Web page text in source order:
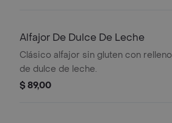
Alfajor De Dulce De Leche
Clásico alfajor sin gluten con relleno
de dulce de leche.
$ 89,00